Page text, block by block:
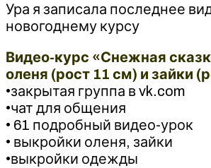
Ура я записала последнее
новогоднему курсу
Видео-курс «Снежная
оленя (рост 11 см) и зайки
•закрытая группа в vk.com
•чат для общения
• 61 подробный видео-урок
• выкройки оленя, зайки
•выкройки одежды